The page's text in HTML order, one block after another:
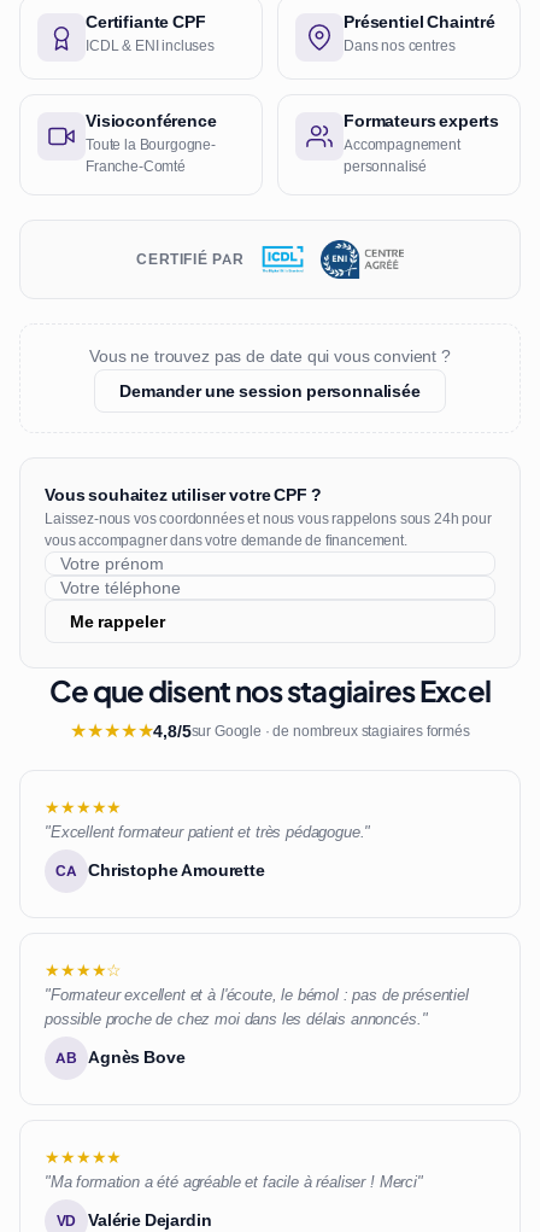
Certifiante CPF
ICDL & ENI incluses
Présentiel Chaintré
Dans nos centres
Visioconférence
Toute la Bourgogne-
Franche-Comté
Formateurs experts
Accompagnement
personnalisé
CERTIFIÉ PAR
Vous ne trouvez pas de date qui vous convient ?
Demander une session personnalisée
Vous souhaitez utiliser votre CPF ?
Laissez-nous vos coordonnées et nous vous rappelons sous 24h pour
vous accompagner dans votre demande de financement.
Me rappeler
Ce que disent nos stagiaires Excel
★★★★★4,8/5sur Google · de nombreux stagiaires formés
★★★★★
"Excellent formateur patient et très pédagogue."
CA Christophe Amourette
★★★★☆
"Formateur excellent et à l'écoute, le bémol : pas de présentiel
possible proche de chez moi dans les délais annoncés."
AB Agnès Bove
★★★★★
"Ma formation a été agréable et facile à réaliser ! Merci"
VD Valérie Dejardin